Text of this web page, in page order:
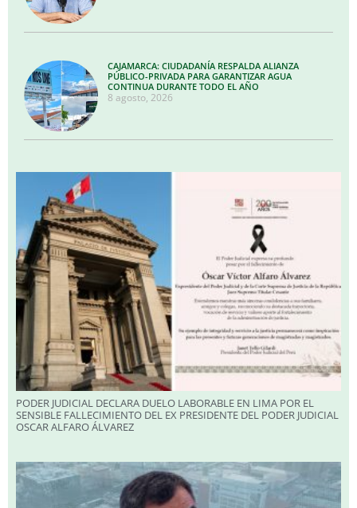
CAJAMARCA: CIUDADANÍA RESPALDA ALIANZA
PÚBLICO-PRIVADA PARA GARANTIZAR AGUA
CONTINUA DURANTE TODO EL AÑO
8 agosto, 2026
PODER JUDICIAL DECLARA DUELO LABORABLE EN LIMA POR EL
SENSIBLE FALLECIMIENTO DEL EX PRESIDENTE DEL PODER JUDICIAL
OSCAR ALFARO ÁLVAREZ